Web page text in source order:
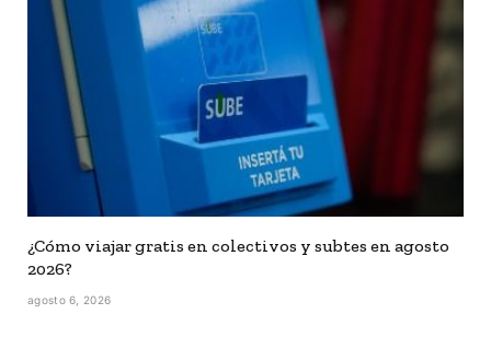
¿Cómo viajar gratis en colectivos y subtes en agosto
2026?
agosto 6, 2026